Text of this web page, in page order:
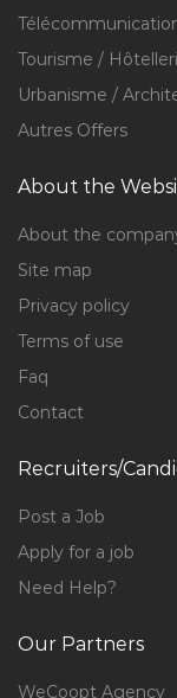
Tourisme /
Urbanisme /
Autres Offers
About the
About the
Site map
Privacy policy
Terms of use
Faq
Contact
Recruiters/
Post a Job
Apply for a job
Need Help?
Our Partners
WeCoopt Agency